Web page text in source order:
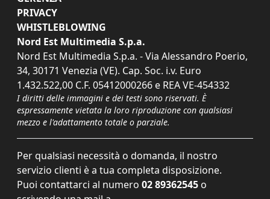
PRIVACY
WHISTLEBLOWING
Nord Est Multimedia S.p.a.
Nord Est Multimedia S.p.a. - Via Alessandro Poerio,
34, 30171 Venezia (VE). Cap. Soc. i.v. Euro
1.432.522,00 C.F. 05412000266 e REA VE-454332
I diritti delle immagini e dei testi sono riservati. È
espressamente vietata la loro riproduzione con qualsiasi
mezzo e l'adattamento totale o parziale.
Per qualsiasi necessità o domanda, il nostro
servizio clienti è a tua completa disposizione.
Puoi contattarci al numero 02 89362545 o